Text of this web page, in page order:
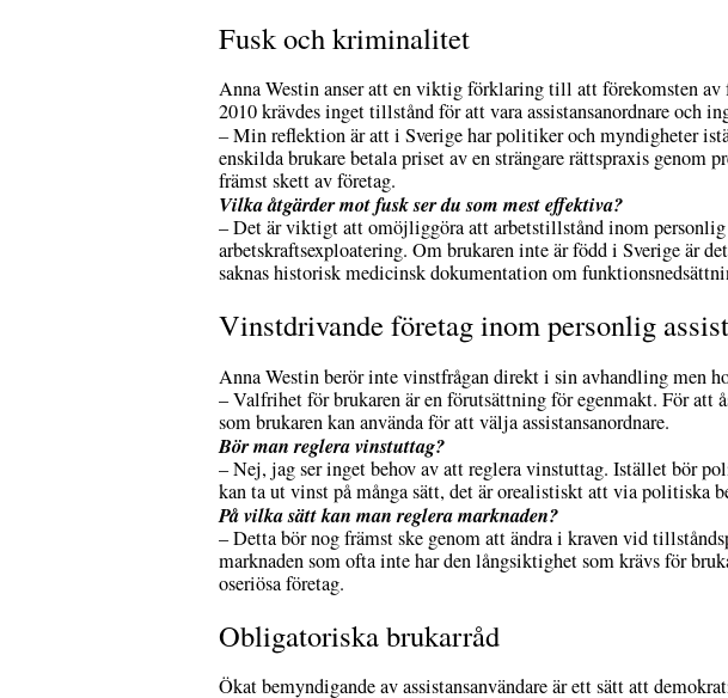
Fusk och kriminalitet
Anna Westin anser att en viktig förklaring till att förekomsten
2010 krävdes inget tillstånd för att vara assistansanordnare och
–Min reflektion är att i Sverige har politiker och myndigheter
enskilda brukare betala priset av en strängare rättspraxis
främst skett av företag.
Vilka åtgärder mot fusk ser du som mest effektiva?
– Det är viktigt att omöjliggöra att arbetstillstånd inom
arbetskraftsexploatering. Om brukaren inte är född i Sverige är
saknas historisk medicinsk dokumentation om
Vinstdrivande företag inom personlig
Anna Westin berör inte vinstfrågan direkt i sin avhandling men
– Valfrihet för brukaren är en förutsättning för egenmakt. För att
som brukaren kan använda för att välja assistansanordnare.
Bör man reglera vinstuttag?
– Nej, jag ser inget behov av att reglera vinstuttag. Istället bör
kan ta ut vinst på många sätt, det är orealistiskt att via politiska
På vilka sätt kan man reglera marknaden?
– Detta bör nog främst ske genom att ändra i kraven vid
marknaden som ofta inte har den långsiktighet som krävs för
oseriösa företag.
Obligatoriska brukarråd
Ökat bemyndigande av assistansanvändare är ett sätt att